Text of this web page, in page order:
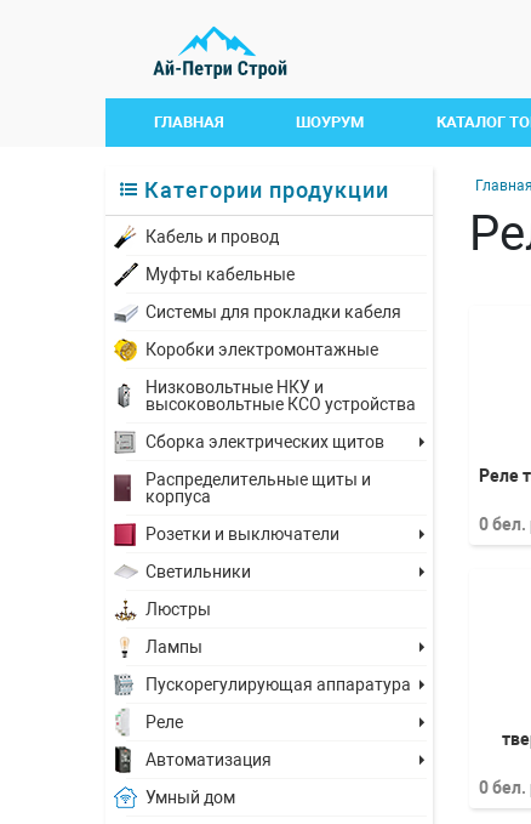
ГЛАВНАЯ ШОУРУМ КАТАЛОГ
Категории продукции
Кабель и провод
Муфты кабельные
Системы для прокладки кабеля
Коробки электромонтажные
Низковольтные НКУ и
высоковольтные КСО устройства
Сборка электрических щитов
Распределительные щиты и
корпуса
Розетки и выключатели
Светильники
Люстры
Лампы
Пускорегулирующая аппаратура
Реле
Автоматизация
Умный дом
Главная
Реле
0 бел.
0 бел.